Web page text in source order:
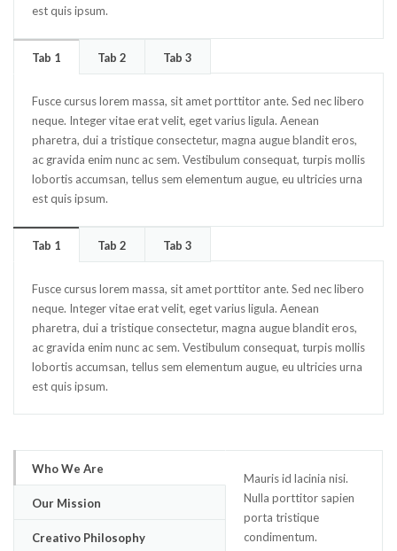
est quis ipsum.
Tab 1 Tab 2 Tab 3
Fusce cursus lorem massa, sit amet porttitor ante. Sed nec libero
neque. Integer vitae erat velit, eget varius ligula. Aenean
pharetra, dui a tristique consectetur, magna augue blandit eros,
ac gravida enim nunc ac sem. Vestibulum consequat, turpis mollis
lobortis accumsan, tellus sem elementum augue, eu ultricies urna
est quis ipsum.
Tab 1 Tab 2 Tab 3
Fusce cursus lorem massa, sit amet porttitor ante. Sed nec libero
neque. Integer vitae erat velit, eget varius ligula. Aenean
pharetra, dui a tristique consectetur, magna augue blandit eros,
ac gravida enim nunc ac sem. Vestibulum consequat, turpis mollis
lobortis accumsan, tellus sem elementum augue, eu ultricies urna
est quis ipsum.
Who We Are
Our Mission
Creativo Philosophy
Mauris id lacinia nisi.
Nulla porttitor sapien
porta tristique
condimentum.